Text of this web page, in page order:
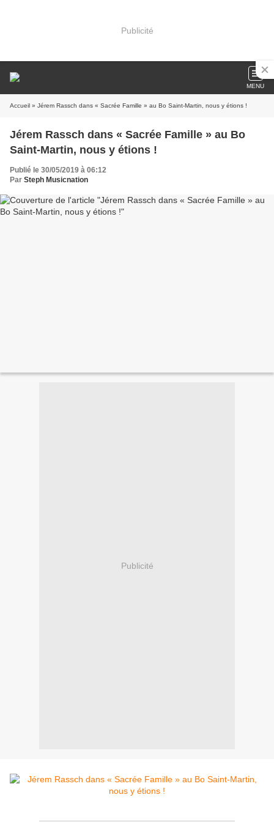
Publicité
MENU
Accueil » Jérem Rassch dans « Sacrée Famille » au Bo Saint-Martin, nous y étions !
Jérem Rassch dans « Sacrée Famille » au Bo
Saint-Martin, nous y étions !
Publié le 30/05/2019 à 06:12
Par Steph Musicnation
Publicité